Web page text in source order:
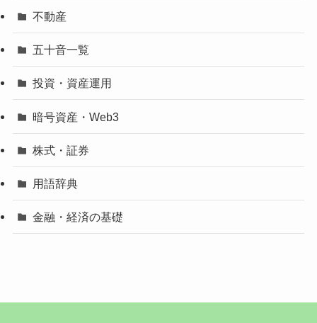
不動産
五十音一覧
投資・資産運用
暗号資産・Web3
株式・証券
用語辞典
金融・経済の基礎